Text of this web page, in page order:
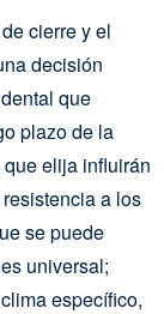
cierre y el
decisión
que
plazo de la
elija influirán
a los
se puede
universal;
específico,